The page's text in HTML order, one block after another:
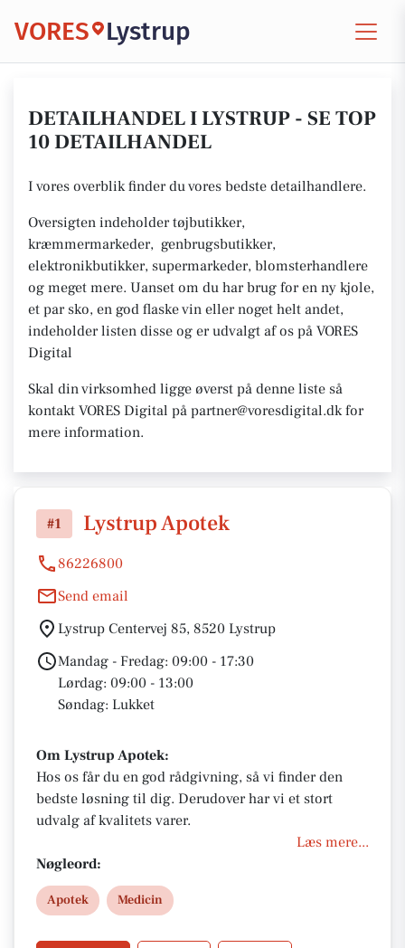
VORES Lystrup
DETAILHANDEL I LYSTRUP - SE TOP
10 DETAILHANDEL
I vores overblik finder du vores bedste detailhandlere.
Oversigten indeholder tøjbutikker,
kræmmermarkeder, genbrugsbutikker,
elektronikbutikker, supermarkeder, blomsterhandlere
og meget mere. Uanset om du har brug for en ny kjole,
et par sko, en god flaske vin eller noget helt andet,
indeholder listen disse og er udvalgt af os på VORES
Digital
Skal din virksomhed ligge øverst på denne liste så
kontakt VORES Digital på partner@voresdigital.dk for
mere information.
#1 Lystrup Apotek
86226800
Send email
Lystrup Centervej 85, 8520 Lystrup
Mandag - Fredag: 09:00 - 17:30
Lørdag: 09:00 - 13:00
Søndag: Lukket
Om Lystrup Apotek:
Hos os får du en god rådgivning, så vi finder den
bedste løsning til dig. Derudover har vi et stort
udvalg af kvalitets varer.
Læs mere...
Nøgleord:
Apotek Medicin